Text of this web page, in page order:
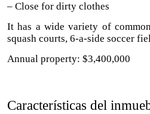
– Close for dirty clothes
It has a wide variety of
squash courts, 6-a-side soccer
Annual property: $3,400,000
Características del